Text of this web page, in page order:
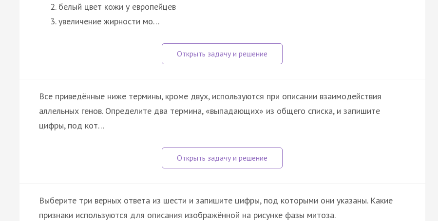
белый цвет кожи у европейцев
увеличение жирности мо…
Все приведённые ниже термины, кроме двух, используются при описании взаимодействия
аллельных генов. Определите два термина, «выпадающих» из общего списка, и запишите
цифры, под кот…
Выберите три верных ответа из шести и запишите цифры, под которыми они указаны. Какие
признаки используются для описания изображённой на рисунке фазы митоза.